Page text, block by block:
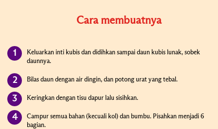
Cara membuatnya
Keluarkan inti kubis dan didihkan sampai daun kubis lunak, sobek
daunnya.
Bilas daun dengan air dingin, dan potong urat yang tebal.
Keringkan dengan tisu dapur lalu sisihkan.
Campur semua bahan (kecuali kol) dan bumbu. Pisahkan menjadi 6
bagian.